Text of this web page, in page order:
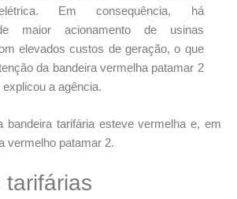
Em consequência, há
maior acionamento de usinas
elevados custos de geração, o que
da bandeira vermelha patamar 2
explicou a agência.
bandeira tarifária esteve vermelha e, em
vermelho patamar 2.
tarifárias